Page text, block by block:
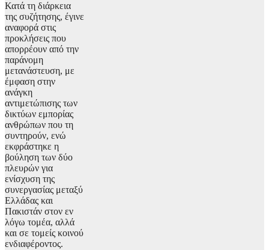
Κατά τη διάρκεια
της συζήτησης, έγινε
αναφορά στις
προκλήσεις που
απορρέουν από την
παράνομη
μετανάστευση, με
έμφαση στην
ανάγκη
αντιμετώπισης των
δικτύων εμπορίας
ανθρώπων που τη
συντηρούν, ενώ
εκφράστηκε η
βούληση των δύο
πλευρών για
ενίσχυση της
συνεργασίας μεταξύ
Ελλάδας και
Πακιστάν στον εν
λόγω τομέα, αλλά
και σε τομείς κοινού
ενδιαφέροντος.